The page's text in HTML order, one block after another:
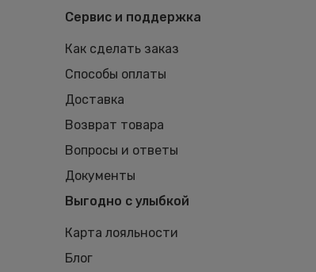
Сервис и поддержка
Как сделать заказ
Способы оплаты
Доставка
Возврат товара
Вопросы и ответы
Документы
Выгодно с улыбкой
Карта лояльности
Блог